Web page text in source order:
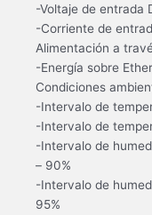
-Voltaje de entrada
-Corriente de
Alimentación a
-Energía sobre
Condiciones
-Intervalo de
-Intervalo de
-Intervalo de
– 90%
-Intervalo de
95%